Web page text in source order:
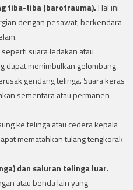
tiba-tiba (barotrauma).Hal ini
dengan pesawat, berkendara
seperti suara ledakan atau
dapat menimbulkan gelombang
gendang telinga. Suara keras
sementara atau permanen
ke telinga atau cedera kepala
mematahkan tulang tengkorak
dan saluran telinga luar.
atau benda lain yang